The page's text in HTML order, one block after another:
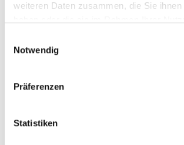
weiteren Daten zusammen, die Sie
Notwendig
Präferenzen
Statistiken